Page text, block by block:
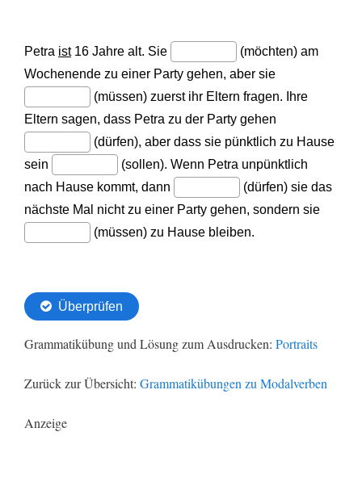
Grammatikübung und Lösung zum Ausdrucken: Portraits
Zurück zur Übersicht: Grammatikübungen zu Modalverben
Anzeige